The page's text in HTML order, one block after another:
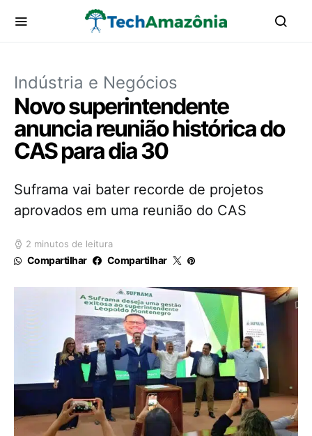
Indústria e Negócios
Novo superintendente
anuncia reunião histórica do
CAS para dia 30
Suframa vai bater recorde de projetos
aprovados em uma reunião do CAS
2 minutos de leitura
Compartilhar Compartilhar